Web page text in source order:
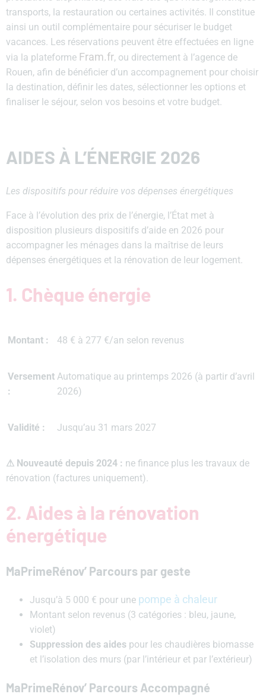
transports, la restauration ou certaines activités. Il constitue
ainsi un outil complémentaire pour sécuriser le budget
vacances. Les réservations peuvent être effectuées en ligne
via la plateforme Fram.fr, ou directement à l’agence de
Rouen, afin de bénéficier d’un accompagnement pour choisir
la destination, définir les dates, sélectionner les options et
finaliser le séjour, selon vos besoins et votre budget.
AIDES À L’ÉNERGIE 2026
Les dispositifs pour réduire vos dépenses énergétiques
Face à l’évolution des prix de l’énergie, l’État met à
disposition plusieurs dispositifs d’aide en 2026 pour
accompagner les ménages dans la maîtrise de leurs
dépenses énergétiques et la rénovation de leur logement.
1. Chèque énergie
Montant : 48 € à 277 €/an selon revenus
Versement
:
Automatique au printemps 2026 (à partir d’avril
2026)
Validité : Jusqu’au 31 mars 2027
⚠ Nouveauté depuis 2024 : ne finance plus les travaux de
rénovation (factures uniquement).
2. Aides à la rénovation
énergétique
MaPrimeRénov’ Parcours par geste
Jusqu’à 5 000 € pour une pompe à chaleur
Montant selon revenus (3 catégories : bleu, jaune,
violet)
Suppression des aides pour les chaudières biomasse
et l’isolation des murs (par l’intérieur et par l’extérieur)
MaPrimeRénov’ Parcours Accompagné